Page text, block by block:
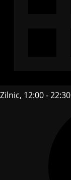
Zilnic, 12:00 - 22:30